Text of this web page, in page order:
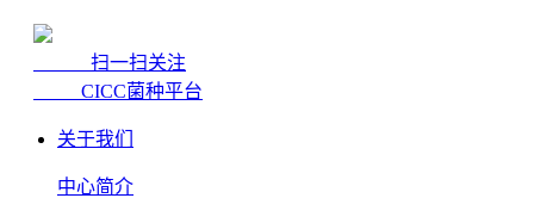
扫一扫关注
CICC菌种平台
关于我们
中心简介